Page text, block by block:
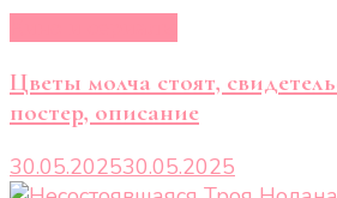
Цветы молча стоят,
постер, описание
30.05.202530.05.2025